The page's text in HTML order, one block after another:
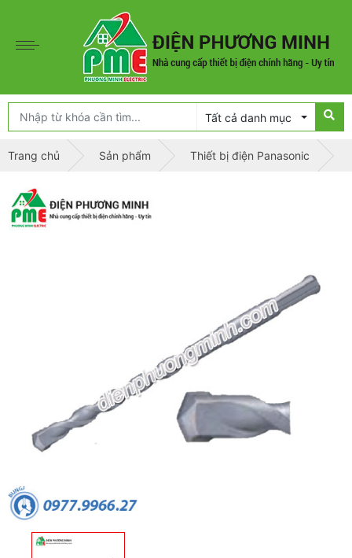
Tất cả danh mục
Trang chủ Sản phẩm Thiết bị điện Panasonic